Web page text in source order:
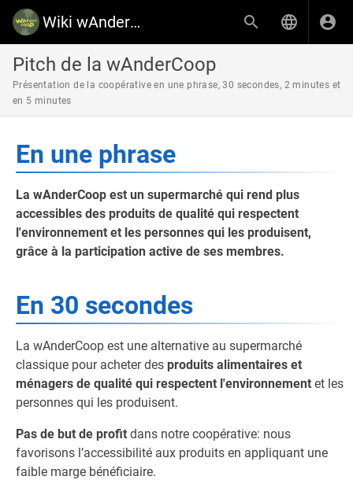
Wiki wAnderCoop
Pitch de la wAnderCoop
Présentation de la coopérative en une phrase, 30 secondes, 2 minutes et
en 5 minutes
En une phrase
La wAnderCoop est un supermarché qui rend plus
accessibles des produits de qualité qui respectent
l'environnement et les personnes qui les produisent,
grâce à la participation active de ses membres.
En 30 secondes
La wAnderCoop est une alternative au supermarché
classique pour acheter des produits alimentaires et
ménagers de qualité qui respectent l'environnement et les
personnes qui les produisent.
Pas de but de profit dans notre coopérative: nous
favorisons l’accessibilité aux produits en appliquant une
faible marge bénéficiaire.